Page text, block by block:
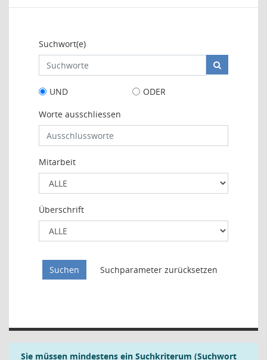
Suchwort(e)
UND
ODER
Worte ausschliessen
Mitarbeit
Überschrift
Sie müssen mindestens ein Suchkriterum (Suchwort